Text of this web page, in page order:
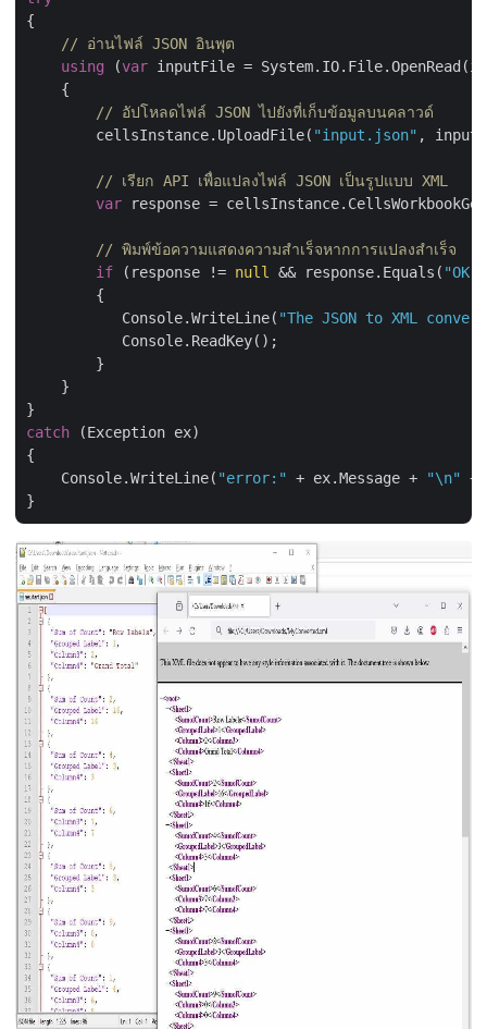
{
// อ่านไฟล์ JSON อินพุต
using (var inputFile =
    {
// อัปโหลดไฟล์ JSON ไปยังที่เก็บข้อมูลบนคลาวด์
        cellsInstance.UploadFile(
"input.json" ,
// เรียก API เพื่อแปลงไฟล์ JSON เป็นรูปแบบ XML
var response =
// พิมพ์ข้อความแสดงความสำเร็จหากการแปลงสำเร็จ
if (response != null && response.Equals( "OK"
        {
           Console.WriteLine(
"The JSON to XML
           Console.ReadKey();
        }
    }
catch (Exception ex)
{
    Console.WriteLine(
"error:" + ex.Message + "\n"
+